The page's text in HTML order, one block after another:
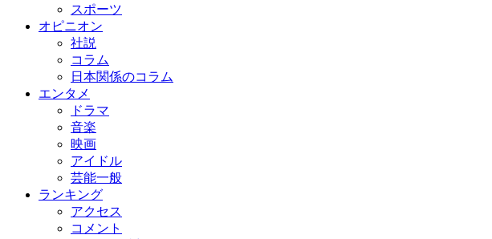
スポーツ
オピニオン
社説
コラム
日本関係のコラム
エンタメ
ドラマ
音楽
映画
アイドル
芸能一般
ランキング
アクセス
コメント